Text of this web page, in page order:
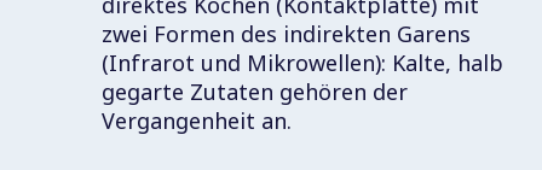
zwei Formen des indirekten Garens
(Infrarot und Mikrowellen): Kalte, halb
gegarte Zutaten gehören der
Vergangenheit an.